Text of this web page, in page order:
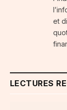
et
LECTURES